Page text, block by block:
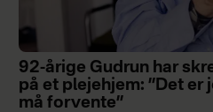
92-årige Gudrun har
på et plejehjem: ”Det er
må forvente”